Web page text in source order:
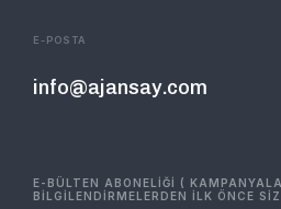
E-POSTA
info@ajansay.com
E-BÜLTEN ABONELİĞİ (
BİLGİLENDİRMELERDEN İLK ÖNCE